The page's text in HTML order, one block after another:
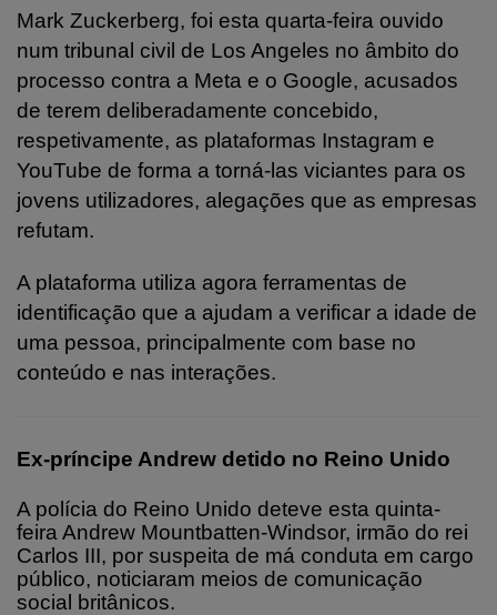
Mark Zuckerberg, foi esta quarta-feira ouvido
num tribunal civil de Los Angeles no âmbito do
processo contra a Meta e o Google, acusados
de terem deliberadamente concebido,
respetivamente, as plataformas Instagram e
YouTube de forma a torná-las viciantes para os
jovens utilizadores, alegações que as empresas
refutam.
A plataforma utiliza agora ferramentas de
identificação que a ajudam a verificar a idade de
uma pessoa, principalmente com base no
conteúdo e nas interações.
Ex-príncipe Andrew detido no Reino Unido
A polícia do Reino Unido deteve esta quinta-
feira Andrew Mountbatten-Windsor, irmão do rei
Carlos III, por suspeita de má conduta em cargo
público, noticiaram meios de comunicação
social britânicos.